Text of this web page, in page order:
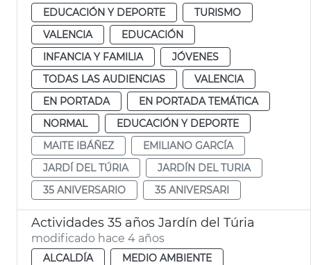
EDUCACIÓN Y DEPORTE
TURISMO
VALENCIA
EDUCACIÓN
INFANCIA Y FAMILIA
JÓVENES
TODAS LAS AUDIENCIAS
VALENCIA
EN PORTADA
EN PORTADA TEMÁTICA
NORMAL
EDUCACIÓN Y DEPORTE
MAITE IBÁÑEZ
EMILIANO GARCÍA
JARDÍ DEL TÚRIA
JARDÍN DEL TURIA
35 ANIVERSARIO
35 ANIVERSARI
Actividades 35 años Jardín del Túria
modificado hace 4 años
ALCALDÍA
MEDIO AMBIENTE